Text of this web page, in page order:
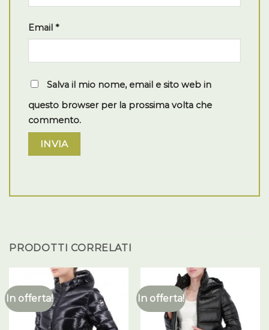
Email *
Salva il mio nome, email e sito web in
questo browser per la prossima volta che
commento.
PRODOTTI CORRELATI
In offerta! In offerta!